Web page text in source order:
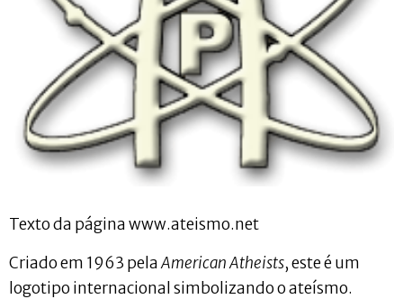
Texto da página www.ateismo.net
Criado em 1963 pelaAmerican Atheists, este é um
logotipo internacional simbolizando o ateísmo.